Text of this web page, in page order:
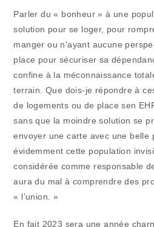
Parler du « bonheur » à une
solution pour se loger, pour
manger ou n’ayant aucune
place pour sécuriser sa
confine à la méconnaissance
terrain. Que dois-je répondre à
de logements ou de place sen
sans que la moindre solution se
envoyer une carte avec une belle
évidemment cette population
considérée comme responsable
aura du mal à comprendre des
« l’union. »
En fait 2023 sera une année